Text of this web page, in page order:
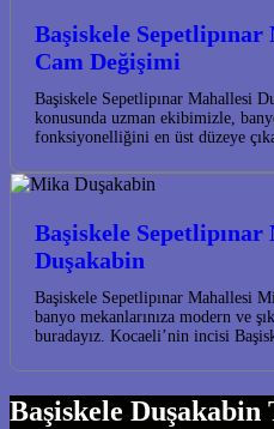
Başiskele
Cam Değişimi
Başiskele Sepetlipınar Mahallesi
konusunda uzman ekibimizle,
fonksiyonelliğini en üst düzeye
Başiskele
Duşakabin
Başiskele Sepetlipınar Mahallesi
banyo mekanlarınıza modern ve
buradayız. Kocaeli’nin incisi
Başiskele